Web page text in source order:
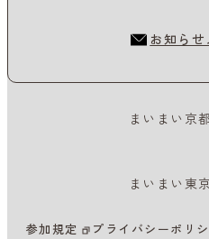
お知らせ
まいまい京都
まいまい東京
参加規定
プライバシーポリ